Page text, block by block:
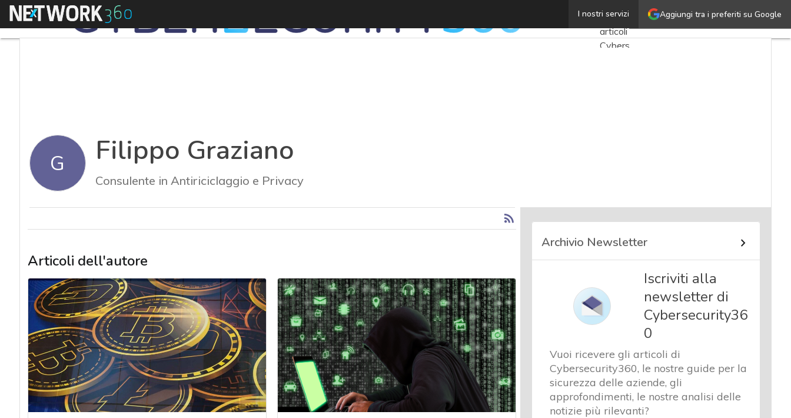
Aggiungi tra i preferiti su Google
I nostri servizi
Menu Filippo GrazianoUltimi
articoli
Cybersecurity
News,
attualità
sicurezza
e privacy
Chi
siamo
G Filippo Graziano
Consulente in Antiriciclaggio e Privacy
Articoli dell'autore
Archivio Newsletter
Iscriviti alla
newsletter di
Cybersecurity36
0
Vuoi ricevere gli articoli di
Cybersecurity360, le nostre guide per la
sicurezza delle aziende, gli
approfondimenti, le nostre analisi delle
notizie più rilevanti?